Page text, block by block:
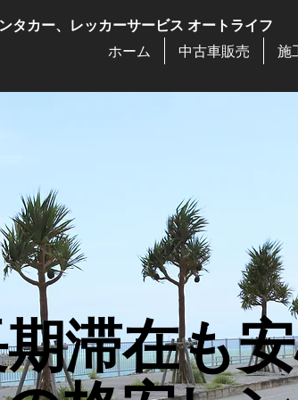
タカー、レッカーサービス オートライフ
ホーム
中古車販売 施
滞在も